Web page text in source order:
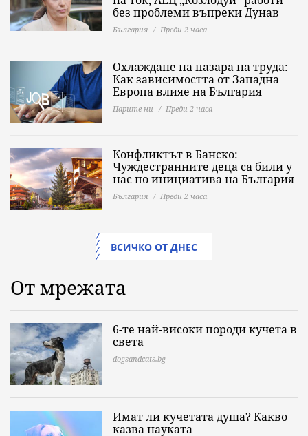
без проблеми въпреки Дунав
България Преди 2 часа
Охлаждане на пазара на труда:
Как зависимостта от Западна
Европа влияе на България
Парите ни Преди 2 часа
Конфликтът в Банско:
Чуждестранните деца са били у
нас по инициатива на България
България Преди 2 часа
ВСИЧКО ОТ ДНЕС
От мрежата
6-те най-високи породи кучета в
света
dogsandcats.bg
Имат ли кучетата душа? Какво
казва науката